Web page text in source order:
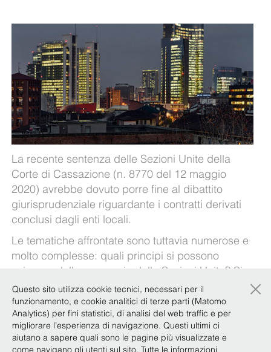
La recente sentenza delle Sezioni Unite della
Corte di Cassazione (n. 8770 del 12 maggio
2020) avrebbe dovuto porre fine al dibattito
giurisprudenziale riguardante i contratti derivati
conclusi dagli enti locali.
Le tematiche affrontate sono tuttavia numerose e
molto complesse: quali principi si possono
evincere dalla pronuncia delle Sezioni Unite? Si
tratta di principi applicabili solo agli enti locali o
anche ai privati?
Come si devono regolare gli istituti finanziari
nell’ambito della loro operatività futura?
Questo sito utilizza cookie tecnici, necessari per il
funzionamento, e cookie analitici di terze parti (Matomo
Analytics) per fini statistici, di analisi del web traffic e per
migliorare l’esperienza di navigazione. Questi ultimi ci
aiutano a sapere quali sono le pagine più visualizzate e
come navigano gli utenti sul sito. Tutte le informazioni
×